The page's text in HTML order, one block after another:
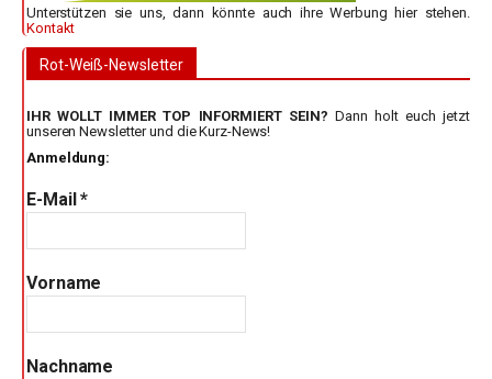
Unterstützen sie uns, dann könnte auch ihre Werbung hier stehen.
Kontakt
Rot-Weiß-Newsletter
IHR WOLLT IMMER TOP INFORMIERT SEIN? Dann holt euch jetzt
unseren Newsletter und die Kurz-News!
Anmeldung:
E-Mail*
Vorname
Nachname